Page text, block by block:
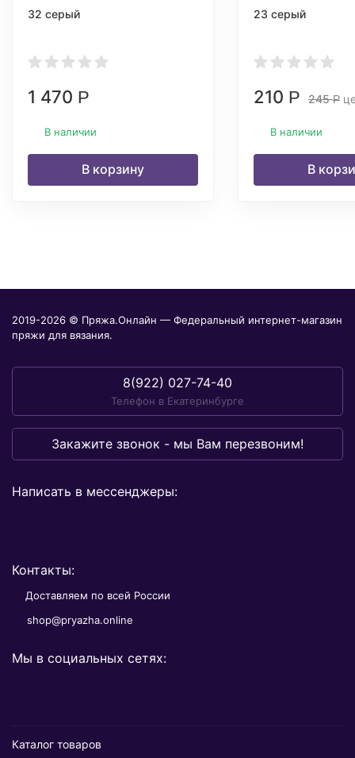
32 серый
1 470 Р
В наличии
В корзину
23 серый
210 Р 245Р
В наличии
В
2019-2026 © Пряжа.Онлайн — Федеральный интернет-магазин
пряжи для вязания.
8(922) 027-74-40
Телефон в Екатеринбурге
Закажите звонок - мы Вам перезвоним!
Написать в мессенджеры:
Контакты:
Доставляем по всей России
shop@pryazha.online
Мы в социальных сетях:
Каталог товаров